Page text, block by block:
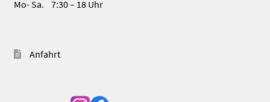
Mo- Sa. 7:30 – 18 Uhr
Anfahrt